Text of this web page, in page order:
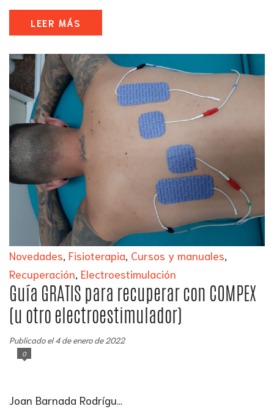
LEER MÁS
Novedades, Fisioterapia, Cursos y manuales,
Recuperación, Electroestimulación
Guía GRATIS para recuperar con COMPEX
(u otro electroestimulador)
Publicado el 4 de enero de 2022
0
Joan Barnada Rodrígu...